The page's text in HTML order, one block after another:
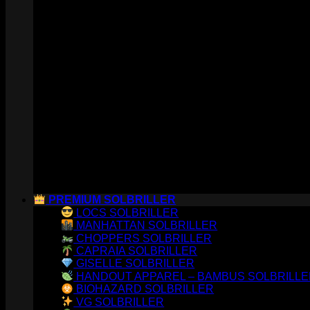
PREMIUM SOLBRILLER
LOCS SOLBRILLER
MANHATTAN SOLBRILLER
CHOPPERS SOLBRILLER
CAPRAIA SOLBRILLER
GISELLE SOLBRILLER
HANDOUT APPAREL – BAMBUS
BIOHAZARD SOLBRILLER
VG SOLBRILLER